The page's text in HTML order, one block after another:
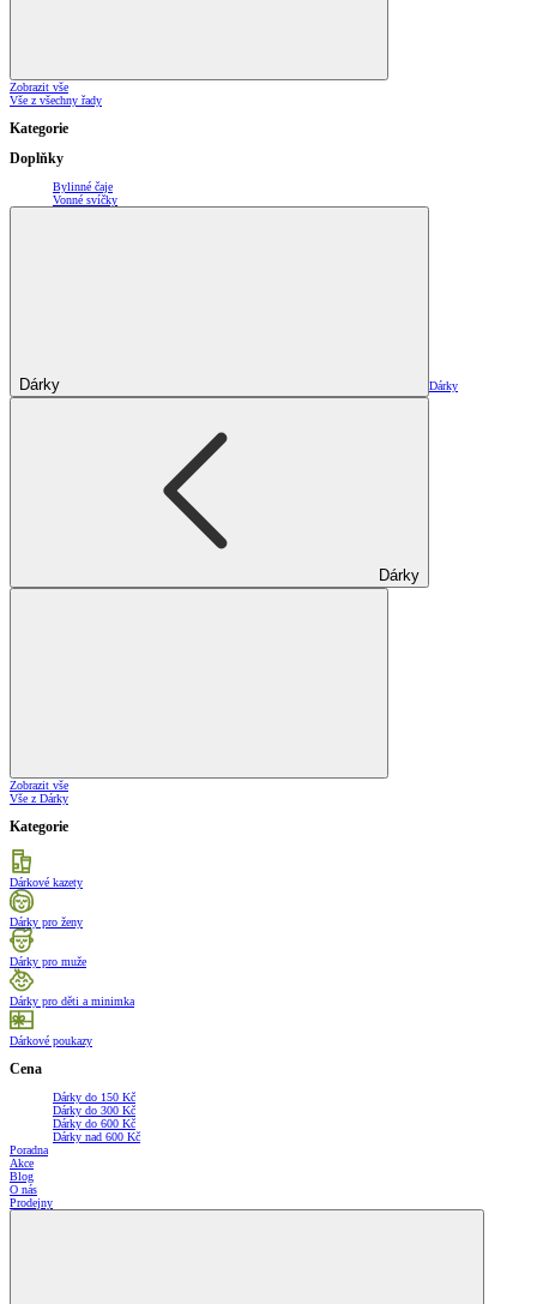
Zobrazit vše
Vše z všechny řady
Kategorie
Doplňky
Bylinné čaje
Vonné svíčky
Dárky Dárky
Dárky
Zobrazit vše
Vše z Dárky
Kategorie
Dárkové kazety
Dárky pro ženy
Dárky pro muže
Dárky pro děti a minimka
Dárkové poukazy
Cena
Dárky do 150 Kč
Dárky do 300 Kč
Dárky do 600 Kč
Dárky nad 600 Kč
Poradna
Akce
Blog
O nás
Prodejny